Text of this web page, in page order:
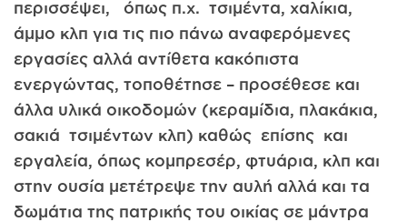
περισσέψει, όπως π.χ. τσιμέντα, χαλίκια,
άμμο κλπ για τις πιο πάνω αναφερόμενες
εργασίες αλλά αντίθετα κακόπιστα
ενεργώντας, τοποθέτησε – προσέθεσε και
άλλα υλικά οικοδομών (κεραμίδια, πλακάκια,
σακιά τσιμέντων κλπ) καθώς επίσης και
εργαλεία, όπως κομπρεσέρ, φτυάρια, κλπ και
στην ουσία μετέτρεψε την αυλή αλλά και τα
δωμάτια της πατρικής του οικίας σε μάντρα